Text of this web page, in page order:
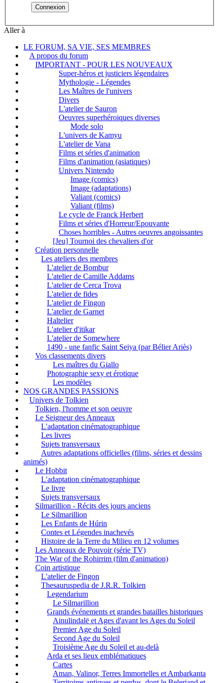
Aller à
LE FORUM, SA VIE, SES MEMBRES
A propos du forum
IMPORTANT - POUR LES NOUVEAUX
Super-héros et justiciers légendaires
Mythologie - Légendes
Les Maîtres de l'univers
Divers
L'atelier de Sauron
Oeuvres superhéroiques diverses
Mode solo
L'univers de Kamyu
L'atelier de Vana
Films et séries d'animation
Films d'animation (asiatiques)
Univers Nintendo
Image (comics)
Image (adaptations)
Valiant (comics)
Valiant (films)
Le cycle de Franck Herbert
Films et séries d'Horreur/Epouvante
Choses horribles - Autres oeuvres angoissantes
[Jeu] Tournoi des chevaliers d'or
Création personnelle
Les ateliers des membres
L'atelier de Bombur
L'atelier de Camille Addams
L'atelier de Cerca Trova
L'atelier de fides
L'atelier de Fingon
L'atelier de Garnet
Haltelier
L'atelier d'itikar
L'atelier de Somewhere
1490 - une fanfic Saint Seiya (par Bélier Ariès)
Vos classements divers
Les maîtres du Giallo
Photographie sexy et érotique
Les modèles
NOS GRANDES PASSIONS
Univers de Tolkien
Tolkien, l'homme et son oeuvre
Le Seigneur des Anneaux
L'adaptation cinématographique
Les livres
Sujets transversaux
Autres adaptations officielles (films, séries et dessins
animés)
Le Hobbit
L'adaptation cinématographique
Le livre
Sujets transversaux
Silmarillion - Récits des jours anciens
Le Silmarillion
Les Enfants de Húrin
Contes et Légendes inachevés
Histoire de la Terre du Milieu en 12 volumes
Les Anneaux de Pouvoir (série TV)
The War of the Rohirrim (film d'animation)
Coin artistique
L'atelier de Fingon
Thesauruspedia de J.R.R. Tolkien
Legendarium
Le Silmarillion
Grands événements et grandes batailles historiques
Ainulindalë et Ages d'avant les Ages du Soleil
Premier Age du Soleil
Second Age du Soleil
Troisième Age du Soleil et au-delà
Arda et ses lieux emblématiques
Cartes
Aman, Valinor, Terres Immortelles et Ambarkanta